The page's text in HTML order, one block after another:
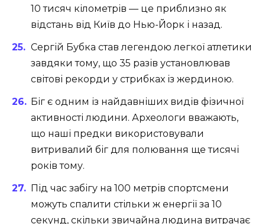
10 тисяч кілометрів — це приблизно як
відстань від Київ до Нью-Йорк і назад.
Сергій Бубка став легендою легкої атлетики
завдяки тому, що 35 разів установлював
світові рекорди у стрибках із жердиною.
Біг є одним із найдавніших видів фізичної
активності людини. Археологи вважають,
що наші предки використовували
витривалий біг для полювання ще тисячі
років тому.
Під час забігу на 100 метрів спортсмени
можуть спалити стільки ж енергії за 10
секунд, скільки звичайна людина витрачає